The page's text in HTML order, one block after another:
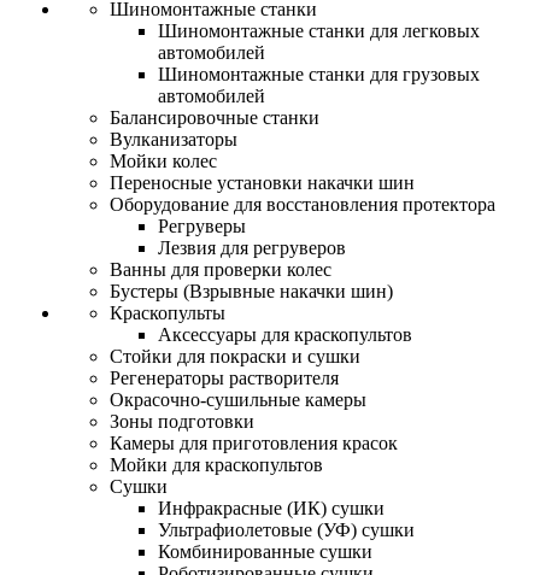
Шиномонтажные станки
Шиномонтажные станки для легковых
автомобилей
Шиномонтажные станки для грузовых
автомобилей
Балансировочные станки
Вулканизаторы
Мойки колес
Переносные установки накачки шин
Оборудование для восстановления протектора
Регруверы
Лезвия для регруверов
Ванны для проверки колес
Бустеры (Взрывные накачки шин)
Краскопульты
Аксессуары для краскопультов
Стойки для покраски и сушки
Регенераторы растворителя
Окрасочно-сушильные камеры
Зоны подготовки
Камеры для приготовления красок
Мойки для краскопультов
Сушки
Инфракрасные (ИК) сушки
Ультрафиолетовые (УФ) сушки
Комбинированные сушки